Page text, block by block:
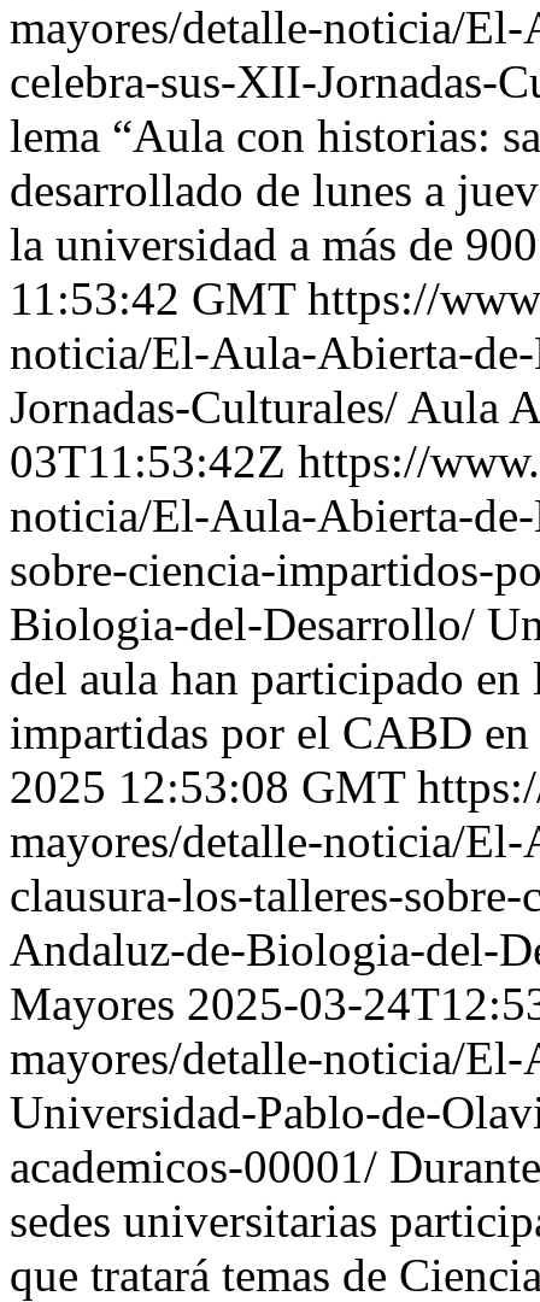
mayores/detalle-noticia/
celebra-sus-XII-Jornadas-
lema “Aula con historias:
desarrollado de lunes a
la universidad a más de
11:53:42 GMT https://
noticia/El-Aula-Abierta-
Jornadas-Culturales/ Aula
03T11:53:42Z https://
noticia/El-Aula-Abierta-
sobre-ciencia-impartidos-
Biologia-del-Desarrollo/
del aula han participado
impartidas por el CABD en
2025 12:53:08 GMT
mayores/detalle-noticia/
clausura-los-talleres-
Andaluz-de-Biologia-del-
Mayores 2025-03-
mayores/detalle-noticia/
Universidad-Pablo-de-
academicos-00001/
sedes universitarias
que tratará temas de